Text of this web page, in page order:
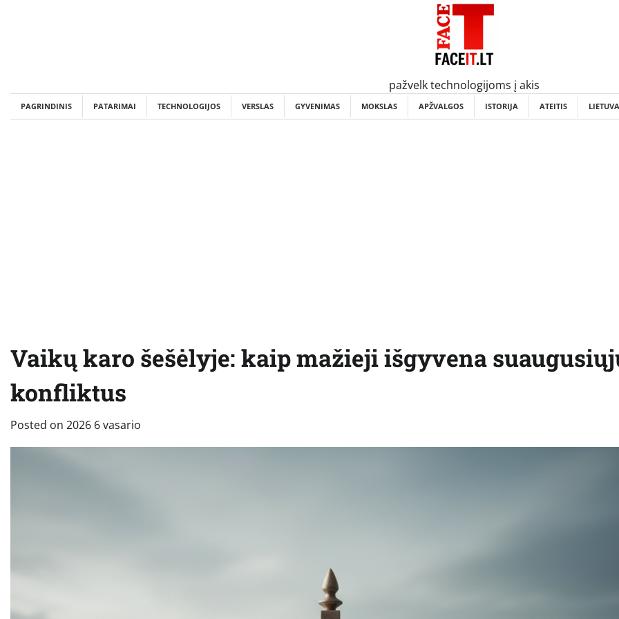
pažvelk technologijoms į akis
PAGRINDINIS PATARIMAI TECHNOLOGIJOS VERSLAS GYVENIMAS MOKSLAS APŽVALGOS ISTORIJA ATEITIS LIETUVA
Vaikų karo šešėlyje: kaip mažieji išgyvena
konfliktus
Posted on 2026 6 vasario